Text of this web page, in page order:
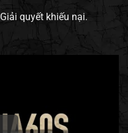
Giải quyết khiếu nại.